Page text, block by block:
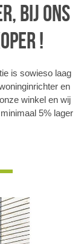
bij ons
!
is sowieso laag
en
winkel en wij
5% lager